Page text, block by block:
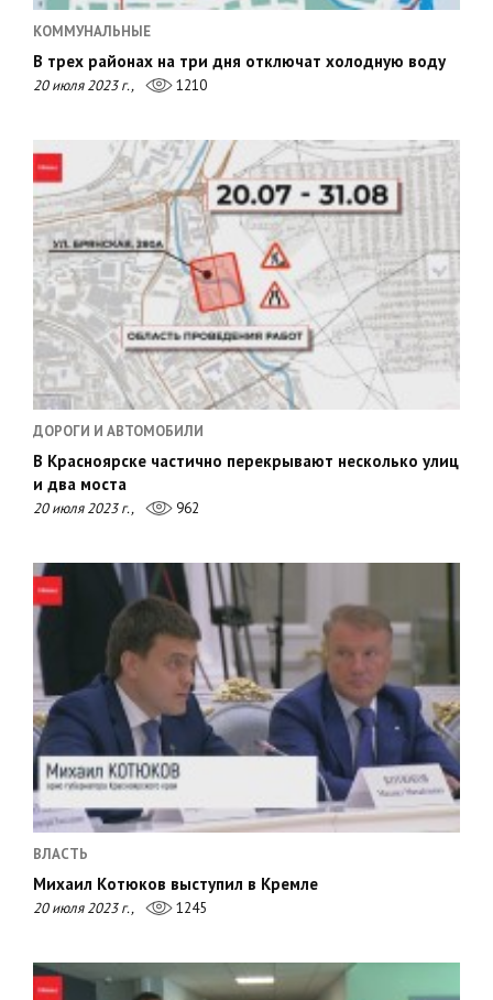
КОММУНАЛЬНЫЕ
В трех районах на три дня отключат холодную воду
20 июля 2023 г., 1210
ДОРОГИ И АВТОМОБИЛИ
В Красноярске частично перекрывают несколько улиц
и два моста
20 июля 2023 г., 962
ВЛАСТЬ
Михаил Котюков выступил в Кремле
20 июля 2023 г., 1245